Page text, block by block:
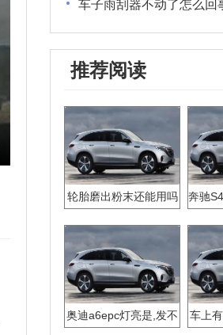
车子雨刮器不动了怎么回
推荐阅读
轮胎磨出粉末还能用吗
奔驰
奥迪a6epc灯亮是,发不
车上